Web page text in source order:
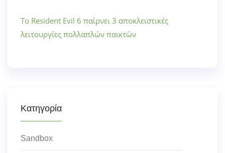
Το Resident Evil 6 παίρνει 3 αποκλειστικές
λειτουργίες πολλαπλών παικτών
Κατηγορία
Sandbox